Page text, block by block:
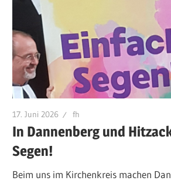
17. Juni 2026 fh
In Dannenberg und
Segen!
Beim uns im Kirchenkreis machen